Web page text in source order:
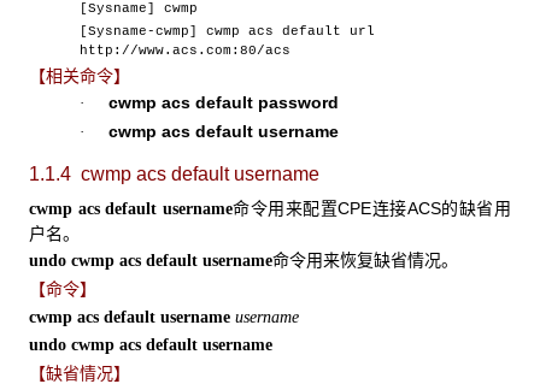
[Sysname] cwmp
[Sysname-cwmp] cwmp acs default url
http://www.acs.com:80/acs
【相关命令】
· cwmp acs default password
· cwmp acs default username
1.1.4 cwmp acs default username
cwmp acs default username命令用来配置CPE连接ACS的缺省用
户名。
undo cwmp acs default username命令用来恢复缺省情况。
【命令】
cwmp acs default username username
undo cwmp acs default username
【缺省情况】